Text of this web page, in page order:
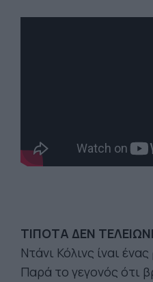
ΤΙΠΟΤΑ ΔΕΝ
Ντάνι Κόλινς ίναι
Παρά το γεγονός ότι